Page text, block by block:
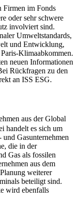
Firmen im Fonds
oder sehr schwere
involviert sind.
Umweltstandards,
und Entwicklung,
Klimaabkommen.
neuen Informationen
Rückfragen zu den
an ISS ESG.
aus der Global
handelt es sich um
Gasunternehmen
die in der
Gas als fossilen
aus dem
weiterer
beteiligt sind.
wird ebenfalls